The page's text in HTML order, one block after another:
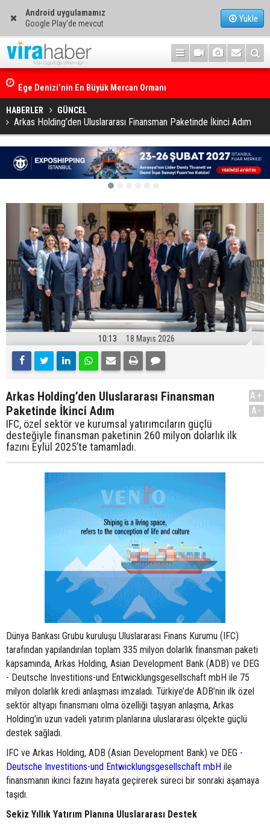
Android uygulamamız
Google Play'de mevcut
Yükle
Ege Denizi’nin En Büyük Mercan Ormanı
HABERLER GÜNCEL
Arkas Holding’den Uluslararası Finansman Paketinde İkinci Adım
10:13 18 Mayıs 2026
Arkas Holding’den Uluslararası Finansman
Paketinde İkinci Adım
IFC, özel sektör ve kurumsal yatırımcıların güçlü
desteğiyle finansman paketinin 260 milyon dolarlık ilk
fazını Eylül 2025’te tamamladı.
A+
A-
Dünya Bankası Grubu kuruluşu Uluslararası Finans Kurumu (IFC)
tarafından yapılandırılan toplam 335 milyon dolarlık finansman paketi
kapsamında, Arkas Holding, Asian Development Bank (ADB) ve DEG
- Deutsche Investitions-und Entwicklungsgesellschaft mbH ile 75
milyon dolarlık kredi anlaşması imzaladı. Türkiye’de ADB’nin ilk özel
sektör altyapı finansmanı olma özelliği taşıyan anlaşma, Arkas
Holding’in uzun vadeli yatırım planlarına uluslararası ölçekte güçlü
destek sağladı.
IFC ve Arkas Holding, ADB (Asian Development Bank) ve DEG -
Deutsche Investitions-und Entwicklungsgesellschaft mbH ile
finansmanın ikinci fazını hayata geçirerek süreci bir sonraki aşamaya
taşıdı.
Sekiz Yıllık Yatırım Planına Uluslararası Destek